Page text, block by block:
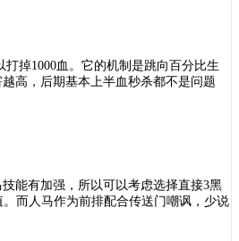
掉1000血。它的机制是跳向百分比生
高，后期基本上半血秒杀都不是问题
能有加强，所以可以考虑选择直接3黑
而人马作为前排配合传送门嘲讽，少说